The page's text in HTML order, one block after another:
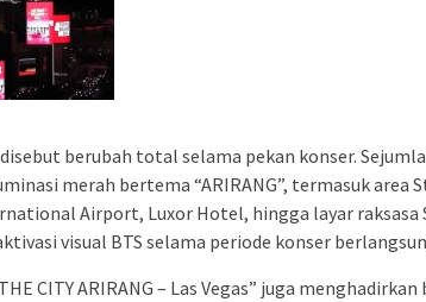
berubah total selama pekan konser.
merah bertema “ARIRANG”, termasuk area
Airport, Luxor Hotel, hingga layar raksasa
visual BTS selama periode konser
CITY ARIRANG – Las Vegas” juga